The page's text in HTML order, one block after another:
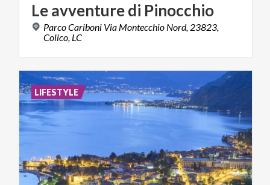
Leavventuredi Pinocchio
Parco Cariboni Via Montecchio Nord, 23823,
Colico, LC
LIFESTYLE